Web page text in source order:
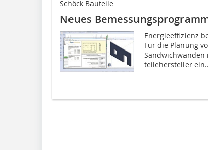
Schöck Bauteile
Neues
Energieeffizienz
Für die Planung
Sandwichwänden
teilehersteller